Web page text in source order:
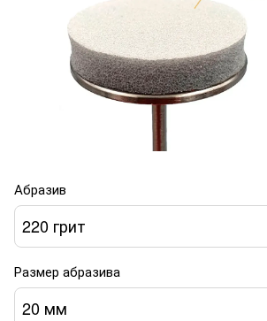
Абразив
220 грит
Размер абразива
20 мм